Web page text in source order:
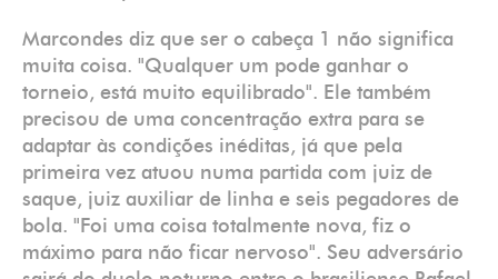
Marcondes diz que ser o cabeça 1 não significa
muita coisa. "Qualquer um pode ganhar o
torneio, está muito equilibrado". Ele também
precisou de uma concentração extra para se
adaptar às condições inéditas, já que pela
primeira vez atuou numa partida com juiz de
saque, juiz auxiliar de linha e seis pegadores de
bola. "Foi uma coisa totalmente nova, fiz o
máximo para não ficar nervoso". Seu adversário